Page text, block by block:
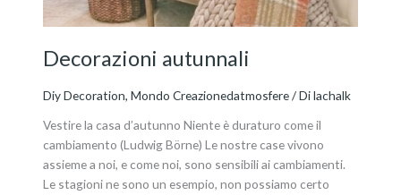
Decorazioni autunnali
Diy Decoration,Mondo Creazionedatmosfere/ Dilachalk
Vestire la casa d’autunno Niente è duraturo come il
cambiamento (Ludwig Börne) Le nostre case vivono
assieme a noi, e come noi, sono sensibili ai cambiamenti.
Le stagioni ne sono un esempio, non possiamo certo